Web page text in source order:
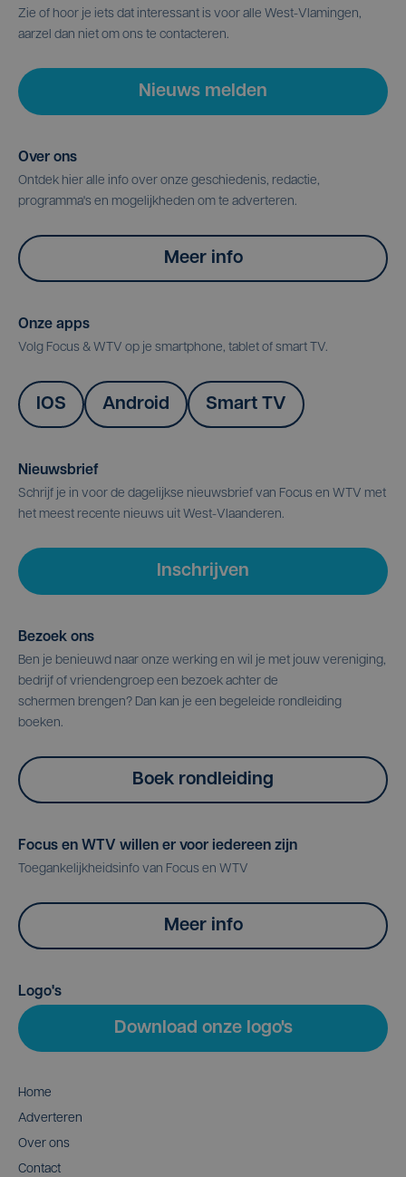
Zie of hoor je iets dat interessant is voor alle West-Vlamingen,
aarzel dan niet om ons te contacteren.
Nieuws melden
Over ons
Ontdek hier alle info over onze geschiedenis, redactie,
programma's en mogelijkheden om te adverteren.
Meer info
Onze apps
Volg Focus & WTV op je smartphone, tablet of smart TV.
IOS Android Smart TV
Nieuwsbrief
Schrijf je in voor de dagelijkse nieuwsbrief van Focus en WTV met
het meest recente nieuws uit West-Vlaanderen.
Inschrijven
Bezoek ons
Ben je benieuwd naar onze werking en wil je met jouw vereniging,
bedrijf of vriendengroep een bezoek achter de
schermen brengen? Dan kan je een begeleide rondleiding
boeken.
Boek rondleiding
Focus en WTV willen er voor iedereen zijn
Toegankelijkheidsinfo van Focus en WTV
Meer info
Logo's
Download onze logo's
Home
Adverteren
Over ons
Contact